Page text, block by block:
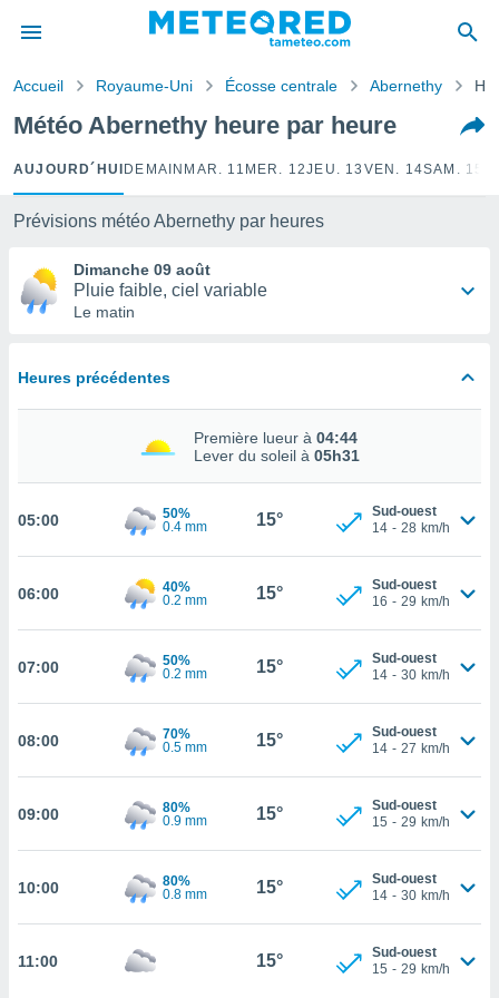
de
a
Vous
des
par le
de
sur
et
ET
PARAMÈTRES
Accueil Royaume-Uni Écosse centrale Abernethy
Météo Abernethy heure par heure
AUJOURD´HUI DEMAIN MAR. 11 MER. 12JEU. 13 VEN. 14SAM. 15
Prévisions météo Abernethy par heures
Dimanche 09 août
Pluie faible, ciel variable
Le matin
Heures précédentes
Première lueur à 04:44
Lever du soleil à 05h31
05:00
50%
0.4 mm
15°
Sud-ouest
14 - 28 km/h
06:00
40%
0.2 mm
15°
Sud-ouest
16 - 29 km/h
07:00
50%
0.2 mm
15°
Sud-ouest
14 - 30 km/h
08:00
70%
0.5 mm
15°
Sud-ouest
14 - 27 km/h
09:00
80%
0.9 mm
15°
Sud-ouest
15 - 29 km/h
10:00
80%
0.8 mm
15°
Sud-ouest
14 - 30 km/h
11:00 15°
Sud-ouest
15 - 29 km/h